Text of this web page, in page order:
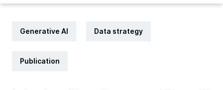
Generative AI Data strategy
Publication